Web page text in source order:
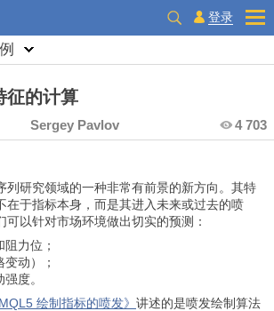
登录
征的计算
Sergey Pavlov 4 703
列研究领域的一种非常有前景的新方向。其特
在于指标本身，而是其进入未来或过去的喷
可以针对市场环境做出切实的预测：
力位；
动）；
度。
MQL5 绘制指标的喷发》 讲述的是喷发绘制算法